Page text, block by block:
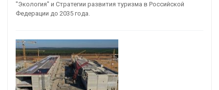
"Экология" и Стратегии развития туризма в Российской
Федерации до 2035 года.